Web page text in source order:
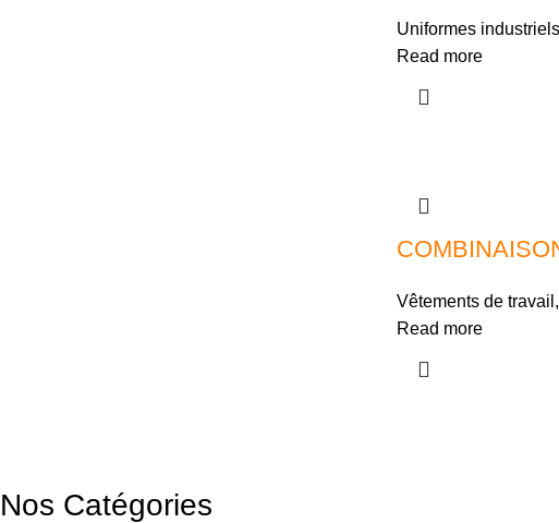
Uniformes industriels
Read more
Vêtements de travail ,
Read more
Nos Catégories